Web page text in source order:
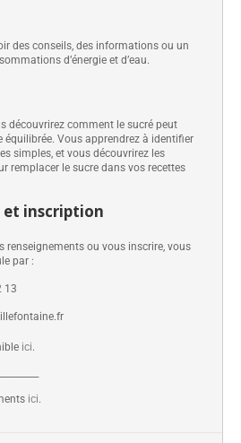
des conseils, des informations ou un
d’énergie et d’eau.
découvrirez comment le sucré peut
équilibrée. Vous apprendrez à identifier
simples, et vous découvrirez les
remplacer le sucre dans vos recettes
et inscription
renseignements ou vous inscrire, vous
par :
13
ici.
ici.